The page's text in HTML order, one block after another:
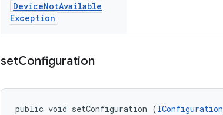
DeviceNotAvailable
Exception
setConfiguration
public void setConfiguration (IConfiguration